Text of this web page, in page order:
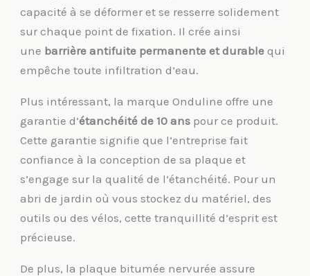
capacité à se déformer et se resserre solidement
sur chaque point de fixation. Il crée ainsi
une barrière antifuite permanente et durable qui
empêche toute infiltration d’eau.
Plus intéressant, la marque Onduline offre une
garantie d’étanchéité de 10 ans pour ce produit.
Cette garantie signifie que l’entreprise fait
confiance à la conception de sa plaque et
s’engage sur la qualité de l’étanchéité. Pour un
abri de jardin où vous stockez du matériel, des
outils ou des vélos, cette tranquillité d’esprit est
précieuse.
De plus, la plaque bitumée nervurée assure